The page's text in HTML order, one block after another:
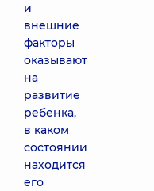
и
внешние
факторы
оказывают
на
развитие
ребенка,
в каком
состоянии
находится
его